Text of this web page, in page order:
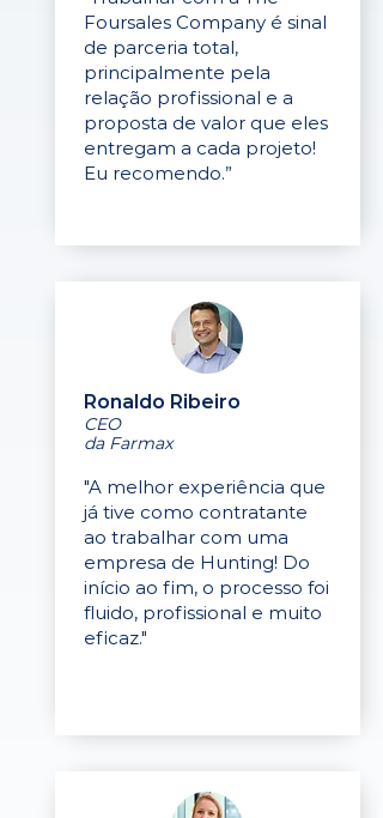
Foursales Company é sinal
de parceria total,
principalmente pela
relação profissional e a
proposta de valor que eles
entregam a cada projeto!
Eu recomendo.”
Ronaldo Ribeiro
CEO
da Farmax
"A melhor experiência que
já tive como contratante
ao trabalhar com uma
empresa de Hunting! Do
início ao fim, o processo foi
fluido, profissional e muito
eficaz."